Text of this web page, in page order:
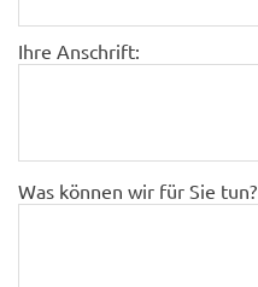
Ihre Anschrift:
Was können wir für Sie tun?